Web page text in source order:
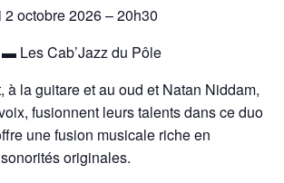
2 octobre 2026 – 20h30
Les Cab’Jazz du Pôle
à la guitare et au oud et Natan Niddam,
fusionnent leurs talents dans ce duo
une fusion musicale riche en
originales.